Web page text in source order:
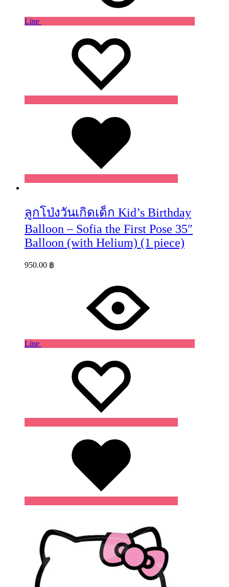
Line
ลูกโป่งวันเกิดเด็ก Kid’s Birthday
Balloon – Sofia the First Pose 35″
Balloon (with Helium) (1 piece)
950.00 ฿
Line